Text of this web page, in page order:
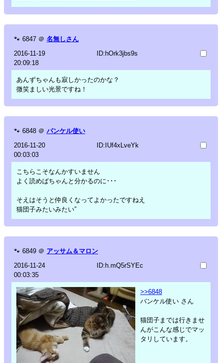
🐾 6847 ＠ 名無しさん
2016-11-19
20:09:18
ID:hOrk3jbs9s
あんずちゃんも寂しかったのかな？
微笑ましい光景ですね！
🐾 6848 ＠ バンケル使い
2016-11-20
00:03:03
ID:IUf4xLveYk
こちらこそなんかすいません
よく読めばちゃんと分かるのに･･･
そえはそうと仲良くなってよかったですねえ
猫団子みたいみたい”
🐾 6849 ＠ アッサム＆マロン
2016-11-24
00:03:35
ID:h.mQ5rSYEc
>>6848
バンケル使い さん
猫団子までは行きませ
んがこんな感じでマッ
タリしています。